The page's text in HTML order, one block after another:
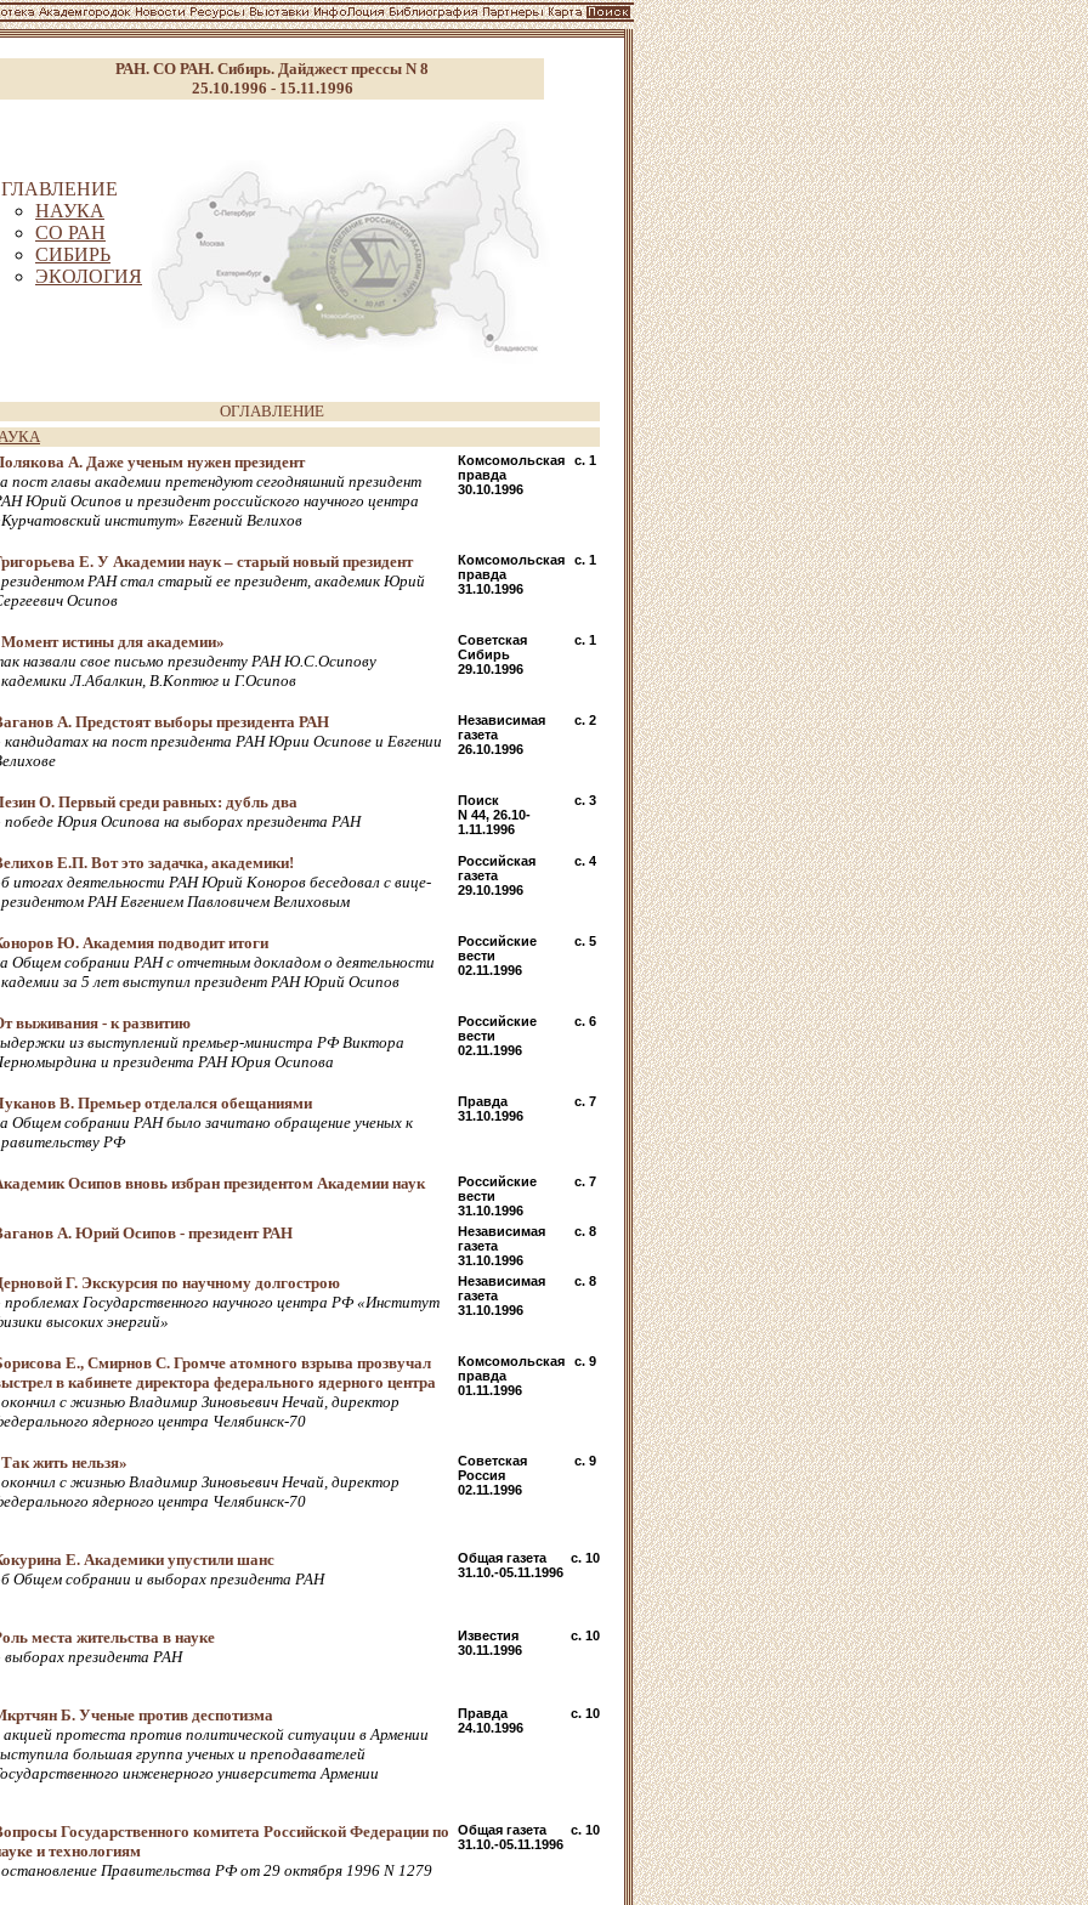
РАН. СО РАН. Сибирь. Дайджест прессы N 8
25.10.1996 - 15.11.1996
НАУКА
СО РАН
СИБИРЬ
ЭКОЛОГИЯ
ОГЛАВЛЕНИЕ
А. Даже ученым нужен президент
пост главы академии претендуют сегодняшний президент
Юрий Осипов и президент российского научного центра
институт» Евгений Велихов
Комсомольская
правда
30.10.1996
c. 1
Е. У Академии наук – старый новый президент
РАН стал старый ее президент, академик Юрий
Осипов
Комсомольская
правда
31.10.1996
c. 1
истины для академии»
назвали свое письмо президенту РАН Ю.С.Осипову
Л.Абалкин, В.Коптюг и Г.Осипов
Советская
Сибирь
29.10.1996
c. 1
А. Предстоят выборы президента РАН
кандидатах на пост президента РАН Юрии Осипове и Евгении
Независимая
газета
26.10.1996
c. 2
О. Первый среди равных: дубль два
победе Юрия Осипова на выборах президента РАН
Поиск
N 44, 26.10-
1.11.1996
c. 3
Е.П. Вот это задачка, академики!
итогах деятельности РАН Юрий Коноров беседовал с вице-
РАН Евгением Павловичем Велиховым
Российская
газета
29.10.1996
c. 4
Ю. Академия подводит итоги
Общем собрании РАН с отчетным докладом о деятельности
за 5 лет выступил президент РАН Юрий Осипов
Российские
вести
02.11.1996
c. 5
выживания - к развитию
из выступлений премьер-министра РФ Виктора
и президента РАН Юрия Осипова
Российские
вести
02.11.1996
c. 6
В. Премьер отделался обещаниями
Общем собрании РАН было зачитано обращение ученых к
РФ
Правда
31.10.1996
c. 7
Осипов вновь избран президентом Академии наук
Российские
вести
31.10.1996
c. 7
А. Юрий Осипов - президент РАН
Независимая
газета
31.10.1996
c. 8
Г. Экскурсия по научному долгострою
проблемах Государственного научного центра РФ «Институт
высоких энергий»
Независимая
газета
31.10.1996
c. 8
Е., Смирнов С. Громче атомного взрыва прозвучал
в кабинете директора федерального ядерного центра
с жизнью Владимир Зиновьевич Нечай, директор
ядерного центра Челябинск-70
Комсомольская
правда
01.11.1996
c. 9
жить нельзя»
с жизнью Владимир Зиновьевич Нечай, директор
ядерного центра Челябинск-70
Советская
Россия
02.11.1996
c. 9
Е. Академики упустили шанс
Общем собрании и выборах президента РАН
Общая газета
31.10.-05.11.1996
c. 10
места жительства в науке
выборах президента РАН
Известия
30.11.1996
c. 10
Б. Ученые против деспотизма
акцией протеста против политической ситуации в Армении
большая группа ученых и преподавателей
инженерного университета Армении
Правда
24.10.1996
c. 10
Государственного комитета Российской Федерации по
и технологиям
Правительства РФ от 29 октября 1996 N 1279
Общая газета
31.10.-05.11.1996
c. 10